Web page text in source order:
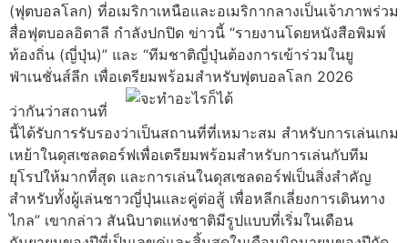
(ฟุตบอลโลก) ที่อเมริกาเหนือและอเมริกากลางเป็นเจ้าภาพร่วม
สื่อฟุตบอลอิตาลี กำลังปกปิด ข่าวนี้ “รายงานโดยหนังสือพิมพ์
ท้องถิ่น (ญี่ปุ่น)” และ “ทีมชาติญี่ปุ่นต้องการเข้าร่วมในยู
ฟ่าเนชั่นส์ลีก เพื่อเตรียมพร้อมสำหรับฟุตบอลโลก 2026
ว่ากันว่าสถานที่
นี้ได้รับการรับรองว่าเป็นสถานที่ที่เหมาะสม สำหรับการเล่นเกม
เหย้าในดุสเซลดอร์ฟเพื่อเตรียมพร้อมสำหรับการเล่นกับทีม
ยุโรปให้มากที่สุด และการเล่นในดุสเซลดอร์ฟเป็นสิ่งสำคัญ
สำหรับทั้งผู้เล่นชาวญี่ปุ่นและคู่ต่อสู้ เพื่อหลีกเลี่ยงการเดินทาง
ไกล” เขากล่าว สันนิบาตแห่งชาติมีรูปแบบที่เริ่มในเดือน